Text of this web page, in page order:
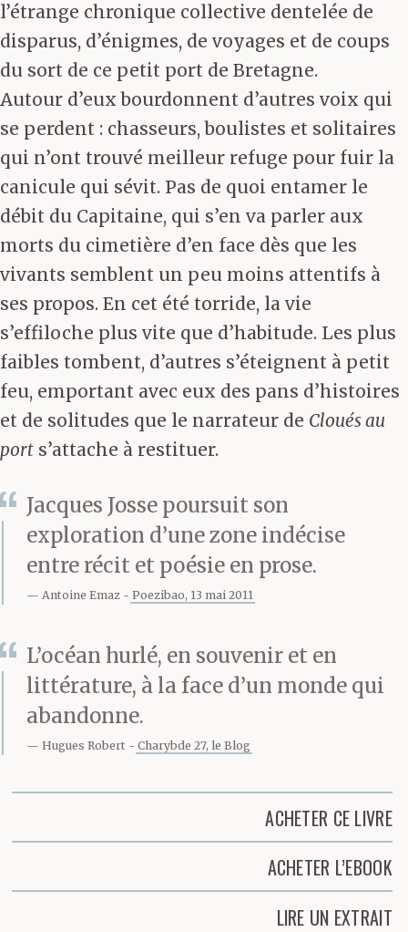
l’étrange chronique collective dentelée de
disparus, d’énigmes, de voyages et de coups
du sort de ce petit port de Bretagne.
Autour d’eux bourdonnent d’autres voix qui
se perdent : chasseurs, boulistes et solitaires
qui n’ont trouvé meilleur refuge pour fuir la
canicule qui sévit. Pas de quoi entamer le
débit du Capitaine, qui s’en va parler aux
morts du cimetière d’en face dès que les
vivants semblent un peu moins attentifs à
ses propos. En cet été torride, la vie
s’effiloche plus vite que d’habitude. Les plus
faibles tombent, d’autres s’éteignent à petit
feu, emportant avec eux des pans d’histoires
et de solitudes que le narrateur de Cloués au
port s’attache à restituer.
Jacques Josse poursuit son
exploration d’une zone indécise
entre récit et poésie en prose.
Antoine Emaz Poezibao, 13 mai 2011
L’océan hurlé, en souvenir et en
littérature, à la face d’un monde qui
abandonne.
Hugues Robert Charybde 27, le Blog
ACHETER CE LIVRE
ACHETER L’EBOOK
LIRE UN EXTRAIT